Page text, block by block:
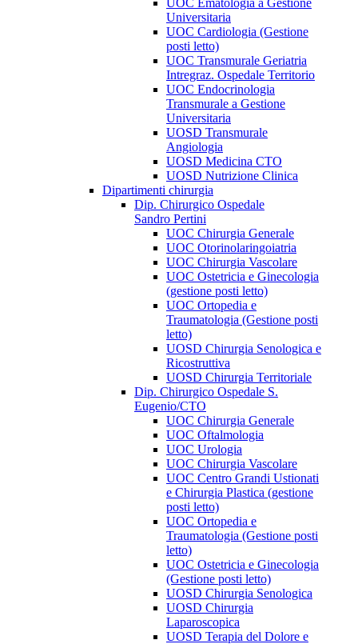
UOC Ematologia a Gestione
Universitaria
UOC Cardiologia (Gestione
posti letto)
UOC Transmurale Geriatria
Intregraz. Ospedale Territorio
UOC Endocrinologia
Transmurale a Gestione
Universitaria
UOSD Transmurale
Angiologia
UOSD Medicina CTO
UOSD Nutrizione Clinica
Dipartimenti chirurgia
Dip. Chirurgico Ospedale
Sandro Pertini
UOC Chirurgia Generale
UOC Otorinolaringoiatria
UOC Chirurgia Vascolare
UOC Ostetricia e Ginecologia
(gestione posti letto)
UOC Ortopedia e
Traumatologia (Gestione posti
letto)
UOSD Chirurgia Senologica e
Ricostruttiva
UOSD Chirurgia Territoriale
Dip. Chirurgico Ospedale S.
Eugenio/CTO
UOC Chirurgia Generale
UOC Oftalmologia
UOC Urologia
UOC Chirurgia Vascolare
UOC Centro Grandi Ustionati
e Chirurgia Plastica (gestione
posti letto)
UOC Ortopedia e
Traumatologia (Gestione posti
letto)
UOC Ostetricia e Ginecologia
(Gestione posti letto)
UOSD Chirurgia Senologica
UOSD Chirurgia
Laparoscopica
UOSD Terapia del Dolore e